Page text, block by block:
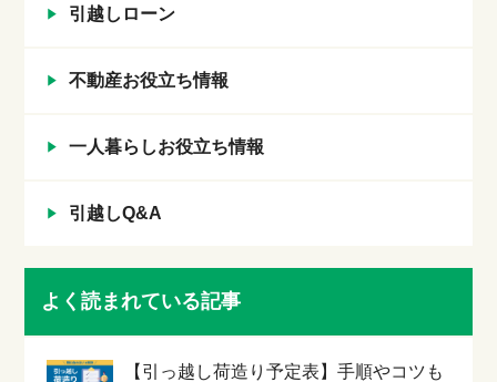
引越しローン
不動産お役立ち情報
一人暮らしお役立ち情報
引越しQ&A
よく読まれている記事
【引っ越し荷造り予定表】手順やコツも